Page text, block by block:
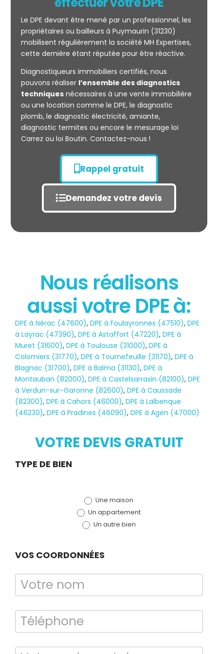
Mesurage
CARREZ
État des risques
POLLUTION
TERMITES
Le DPE devant être mené par un professionnel, les
propriétaires ou bailleurs à Puymaurin (31230)
mobilisent régulièrement la société MH Expertises,
cette dernière étant réputée pour être réactive.
Diagnostiqueurs immobiliers certifiés, nous
pouvons réaliser l’ensemble des diagnostics
techniquesnécessaires à une vente immobilière
ou une location comme le DPE, le diagnostic
plomb, le diagnostic électricité, amiante,
diagnostic termites ou encore le mesurage loi
Carrez ou loi Boutin. Contactez-nous !
Rappel gratuit
Demandez votre devis
Nous réalisons
aussi votre DPE à:
DPE à Nérac (47600),DPE à Foulayronnes (47510),DPE
à Layrac (47390),DPE à Astaffort (47220),DPE à
Muret (31600),DPE à Toulouse (31000),DPE à
Colomiers (31770),DPE à Tournefeuille (31170),DPE à
Blagnac (31700),DPE à Balma (31130),DPE à
Montauban (82000),DPE à Castelsarrasin (82100),DPE
à Verdun-sur-Garonne (82600),DPE à Caussade
(82300),DPE à Cahors (46000),DPE à Lalbenque
(46230),DPE à Pradines (46090),DPE à Agen (47000)
VOTRE DEVIS GRATUIT
Demande
TYPE DE BIEN
Une maison
Un appartement
Un autre bien
VOS COORDONNÉES